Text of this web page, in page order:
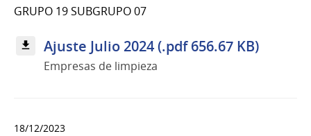
GRUPO 19 SUBGRUPO 07
Ajuste Julio 2024 (.pdf 656.67 KB)
Empresas de limpieza
18/12/2023